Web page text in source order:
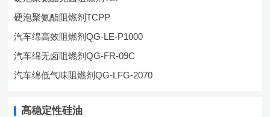
硬泡聚氨酯阻燃剂TCPP
汽车绵高效阻燃剂QG-LE-P1000
汽车绵无卤阻燃剂QG-FR-09C
汽车绵低气味阻燃剂QG-LFG-2070
高稳定性硅油